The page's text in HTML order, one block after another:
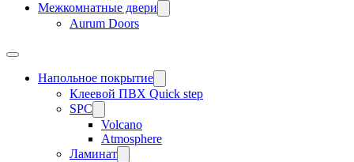
Межкомнатные двери
Aurum Doors
Напольное покрытие
Клеевой ПВХ Quick step
SPC
Volcano
Atmosphere
Ламинат